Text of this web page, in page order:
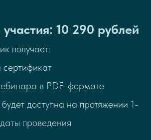
10 290 рублей
получает:
сертификат
в PDF-формате
доступна на протяжении 1-
проведения